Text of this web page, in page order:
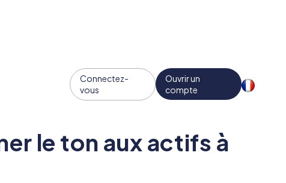
Connectez-
vous
Ouvrir un
compte
le ton aux actifs à